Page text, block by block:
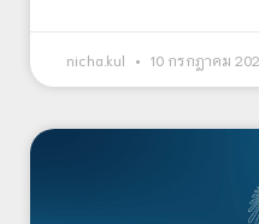
nicha.kul 10 กรกฎาคม